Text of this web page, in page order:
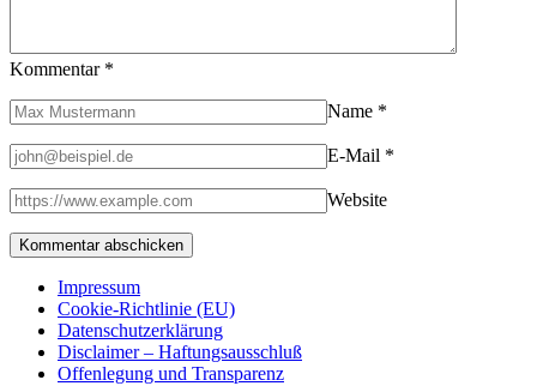
Kommentar *
Name *
E-Mail *
Website
Impressum
Cookie-Richtlinie (EU)
Datenschutzerklärung
Disclaimer – Haftungsausschluß
Offenlegung und Transparenz